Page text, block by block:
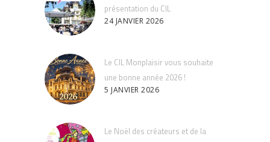
présentation du CIL
24 JANVIER 2026
Le CIL Monplaisir vous souhaite
une bonne année 2026 !
5 JANVIER 2026
Le Noël des créateurs et de la